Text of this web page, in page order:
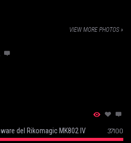
VIEW MORE PHOTOS »
del Rikomagic MK802 IV 37100